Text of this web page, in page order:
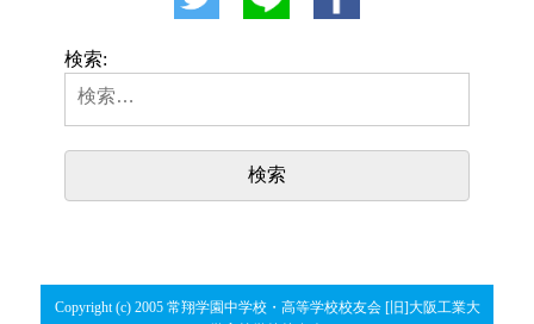
検索:
Copyright (c) 2005 常翔学園中学校・高等学校校友会 [旧]大阪工業大